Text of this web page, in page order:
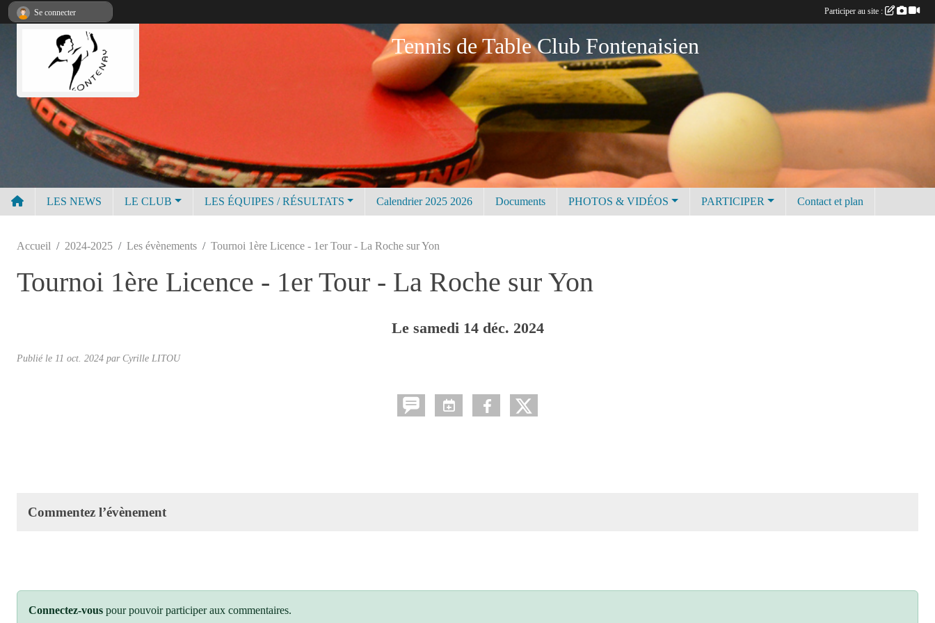
Tennis de Table Club Fontenaisien
LES NEWS LE CLUB LES ÉQUIPES / RÉSULTATS Calendrier 2025 2026 Documents PHOTOS & VIDÉOS PARTICIPER Contact et plan
Accueil 2024-2025 Les évènements Tournoi 1ère Licence - 1er Tour - La Roche sur Yon
Tournoi 1ère Licence - 1er Tour - La Roche sur Yon
Le samedi 14 déc. 2024
Publié le 11 oct. 2024 par Cyrille LITOU
Commentez l’évènement
Connectez-vous pour pouvoir participer aux commentaires.
Se connecter Participer au site :
Panneau de gestion des cookies